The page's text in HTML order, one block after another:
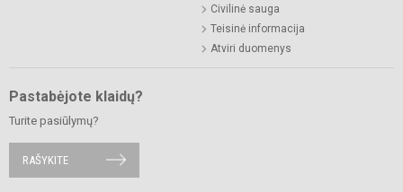
Civilinė sauga
Teisinė informacija
Atviri duomenys
Pastabėjote klaidų?
Turite pasiūlymų?
RAŠYKITE